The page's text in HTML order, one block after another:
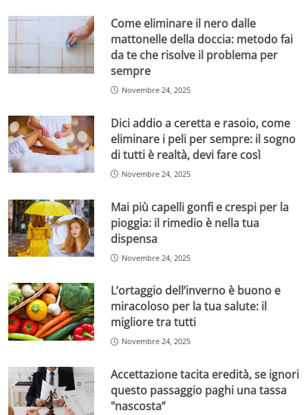
Come eliminare il nero dalle
mattonelle della doccia: metodo fai
da te che risolve il problema per
sempre
Novembre 24, 2025
Dici addio a ceretta e rasoio, come
eliminare i peli per sempre: il sogno
di tutti è realtà, devi fare così
Novembre 24, 2025
Mai più capelli gonfi e crespi per la
pioggia: il rimedio è nella tua
dispensa
Novembre 24, 2025
L’ortaggio dell’inverno è buono e
miracoloso per la tua salute: il
migliore tra tutti
Novembre 24, 2025
Accettazione tacita eredità, se ignori
questo passaggio paghi una tassa
"nascosta”